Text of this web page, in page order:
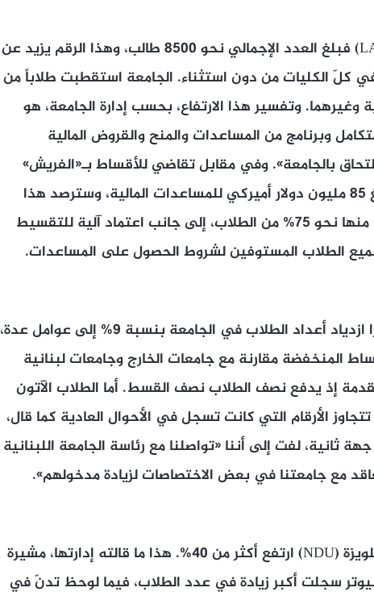
أما في الجامعة اللبنانية الأميركية (LAU) فبلغ العدد الإجمالي نحو 8500 طالب، وهذا الرقم يزيد عن
كلّ الكليات من دون استثناء. الجامعة استقطبت طلاباً من
وغيرهما. وتفسير هذا الارتفاع، بحسب إدارة الجامعة، هو
وبرنامج من المساعدات والمنح والقروض المالية
بالجامعة». وفي مقابل تقاضي للأقساط بـ«الفريش»
دولار، رصدت الجامعة العام الفائت مبلغ 85 مليون دولار أميركي للمساعدات المالية، وسترصد هذا
العام 100 مليون دولار أميركي يستفيد منها نحو 75% من الطلاب، إلى جانب اعتماد آلية للتقسيط
الطلاب المستوفين لشروط الحصول على المساعدات.
رئيس جامعة البلمند، الياس الوراق، عزا ازدياد أعداد الطلاب في الجامعة بنسبة 9% إلى عوامل عدة،
المنخفضة مقارنة مع جامعات الخارج وجامعات لبنانية
إذ يدفع نصف الطلاب نصف القسط. أما الطلاب الآتون
الأرقام التي كانت تسجل في الأحوال العادية كما قال،
ثانية، لفت إلى أننا «تواصلنا مع رئاسة الجامعة اللبنانية
مع جامعتنا في بعض الاختصاصات لزيادة مدخولهم».
عدد الطلاب الجدد في جامعة سيدة اللويزة (NDU) ارتفع أكثر من 40%. هذا ما قالته إدارتها، مشيرة
سجلت أكبر زيادة في عدد الطلاب، فيما لوحظ تدنّ في